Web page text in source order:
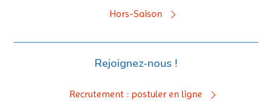
Hors-Saison
Rejoignez-nous !
Recrutement : postuler en ligne